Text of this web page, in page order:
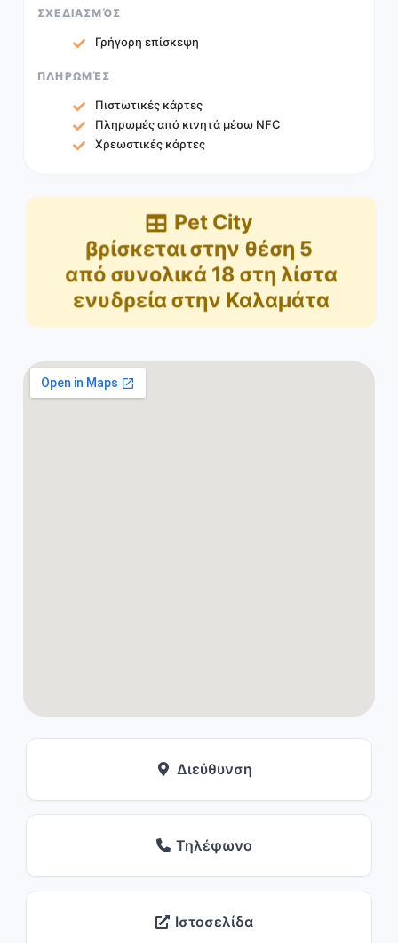
ΣΧΕΔΙΑΣΜΌΣ
Γρήγορη επίσκεψη
ΠΛΗΡΩΜΈΣ
Πιστωτικές κάρτες
Πληρωμές από κινητά μέσω NFC
Χρεωστικές κάρτες
Pet City
βρίσκεται στην θέση 5
από συνολικά 18 στη λίστα
ενυδρεία στην Καλαμάτα
Διεύθυνση
Τηλέφωνο
Ιστοσελίδα